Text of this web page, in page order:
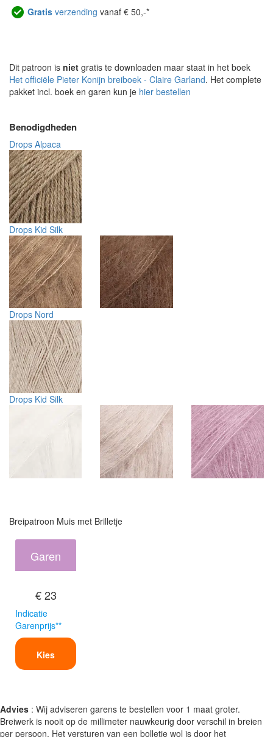
Gratis verzending vanaf € 50,-*
Dit patroon is niet gratis te downloaden maar staat in het boek
Het officiële Pieter Konijn breiboek - Claire Garland. Het complete
pakket incl. boek en garen kun je hier bestellen
Benodigdheden
Drops Alpaca
Drops Kid Silk
Drops Nord
Drops Kid Silk
Breipatroon Muis met Brilletje
Garen
€ 23
Indicatie
Garenprijs**
Kies
Advies : Wij adviseren garens te bestellen voor 1 maat groter.
Breiwerk is nooit op de millimeter nauwkeurig door verschil in breien
per persoon. Het versturen van een bolletje wol is door het